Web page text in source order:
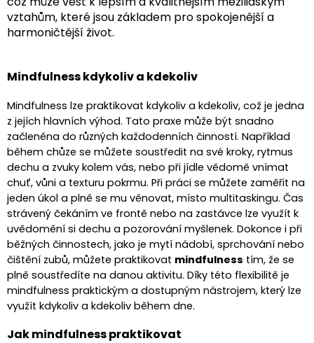
vztahům, které jsou základem pro spokojenější a
harmoničtější život.
Mindfulness kdykoliv a kdekoliv
Mindfulness lze praktikovat kdykoliv a kdekoliv, což je jedna
z jejích hlavních výhod. Tato praxe může být snadno
začleněna do různých každodenních činností. Například
během chůze se můžete soustředit na své kroky, rytmus
dechu a zvuky kolem vás, nebo při jídle vědomě vnímat
chuť, vůni a texturu pokrmu. Při práci se můžete zaměřit na
jeden úkol a plně se mu věnovat, místo multitaskingu. Čas
strávený čekáním ve frontě nebo na zastávce lze využít k
uvědomění si dechu a pozorování myšlenek. Dokonce i při
běžných činnostech, jako je mytí nádobí, sprchování nebo
čištění zubů, můžete praktikovat mindfulness tím, že se
plně soustředíte na danou aktivitu. Díky této flexibilitě je
mindfulness praktickým a dostupným nástrojem, který lze
využít kdykoliv a kdekoliv během dne.
Jak mindfulness praktikovat